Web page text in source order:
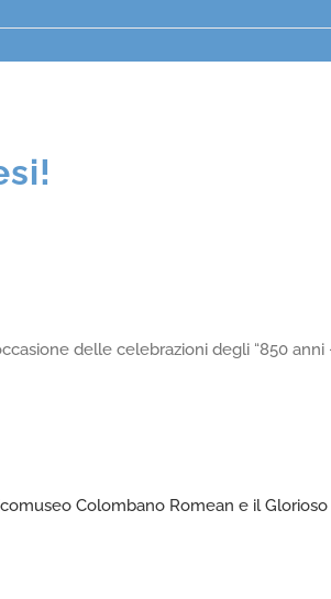
delle celebrazioni degli “850 anni
Colombano Romean e il Glorioso